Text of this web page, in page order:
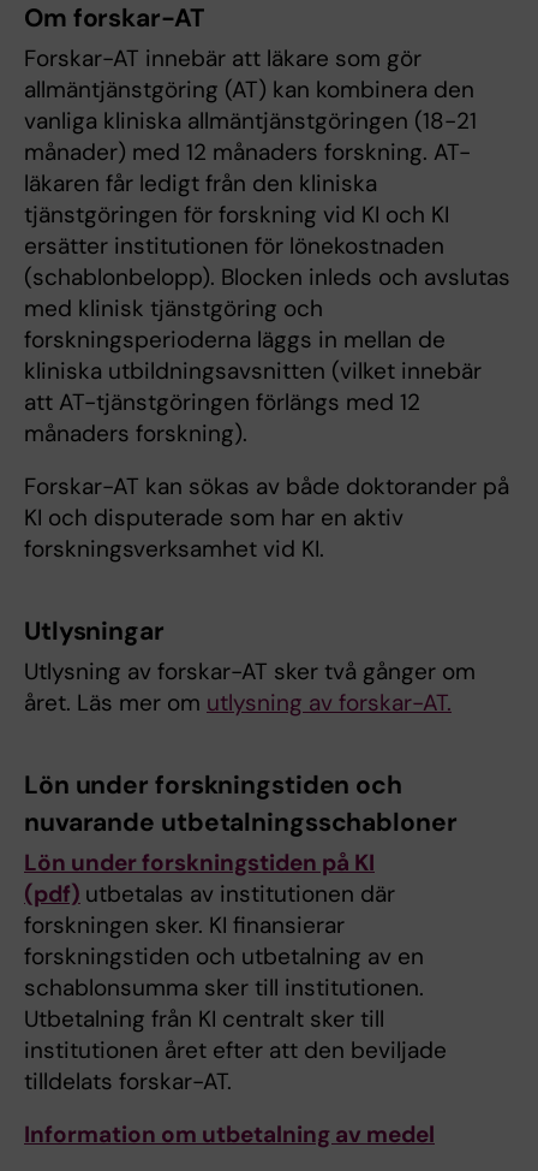
Om forskar-AT
Forskar-AT innebär att läkare som gör
allmäntjänstgöring (AT) kan kombinera den
vanliga kliniska allmäntjänstgöringen (18-21
månader) med 12 månaders forskning. AT-
läkaren får ledigt från den kliniska
tjänstgöringen för forskning vid KI och KI
ersätter institutionen för lönekostnaden
(schablonbelopp). Blocken inleds och avslutas
med klinisk tjänstgöring och
forskningsperioderna läggs in mellan de
kliniska utbildningsavsnitten (vilket innebär
att AT-tjänstgöringen förlängs med 12
månaders forskning).
Forskar-AT kan sökas av både doktorander på
KI och disputerade som har en aktiv
forskningsverksamhet vid KI.
Utlysningar
Utlysning av forskar-AT sker två gånger om
året. Läs mer om utlysning av forskar-AT.
Lön under forskningstiden och
nuvarande utbetalningsschabloner
Lön under forskningstiden på KI
(pdf) utbetalas av institutionen där
forskningen sker. KI finansierar
forskningstiden och utbetalning av en
schablonsumma sker till institutionen.
Utbetalning från KI centralt sker till
institutionen året efter att den beviljade
tilldelats forskar-AT.
Information om utbetalning av medel